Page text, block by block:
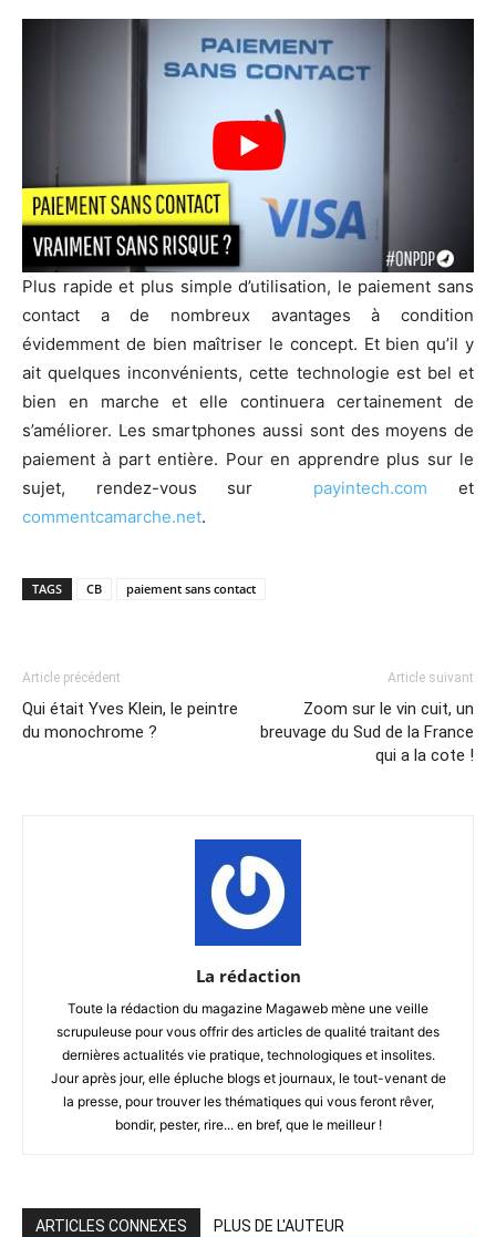
Plus rapide et plus simple d’utilisation, le paiement sans
contact a de nombreux avantages à condition
évidemment de bien maîtriser le concept. Et bien qu’il y
ait quelques inconvénients, cette technologie est bel et
bien en marche et elle continuera certainement de
s’améliorer. Les smartphones aussi sont des moyens de
paiement à part entière. Pour en apprendre plus sur le
sujet, rendez-vous sur payintech.com et
commentcamarche.net.
TAGS CB paiement sans contact
Article précédent
Qui était Yves Klein, le peintre
du monochrome ?
Article suivant
Zoom sur le vin cuit, un
breuvage du Sud de la France
qui a la cote !
La rédaction
Toute la rédaction du magazine Magaweb mène une veille
scrupuleuse pour vous offrir des articles de qualité traitant des
dernières actualités vie pratique, technologiques et insolites.
Jour après jour, elle épluche blogs et journaux, le tout-venant de
la presse, pour trouver les thématiques qui vous feront rêver,
bondir, pester, rire... en bref, que le meilleur !
ARTICLES CONNEXES PLUS DE L'AUTEUR